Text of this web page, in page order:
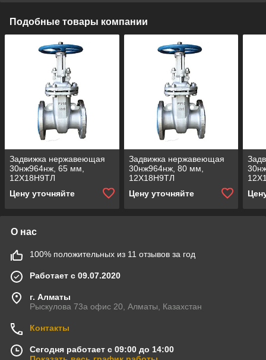
Подобные товары компании
Задвижка нержавеющая
30нж964нж, 65 мм,
12Х18Н9ТЛ
Цену уточняйте
Задвижка нержавеющая
30нж964нж, 80 мм,
12Х18Н9ТЛ
Цену уточняйте
О нас
100% положительных из 11 отзывов за год
Работает с 09.07.2020
г. Алматы
Рыскулова 73а офис 20, Алматы, Казахстан
Контакты
Сегодня работает с 09:00 до 14:00